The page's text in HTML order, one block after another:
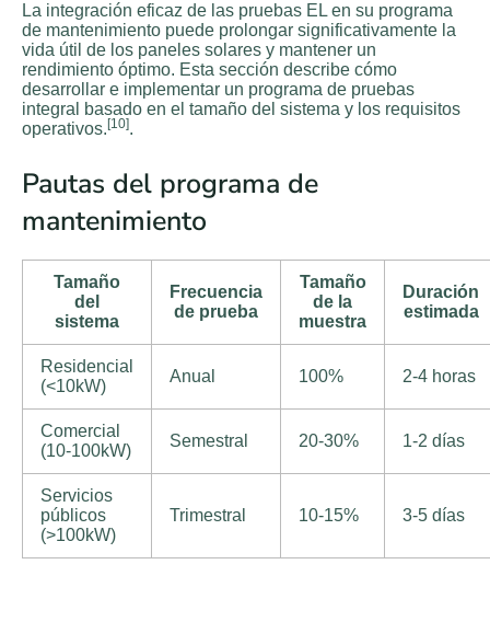
La integración eficaz de las pruebas EL en su programa
de mantenimiento puede prolongar significativamente la
vida útil de los paneles solares y mantener un
rendimiento óptimo. Esta sección describe cómo
desarrollar e implementar un programa de pruebas
integral basado en el tamaño del sistema y los requisitos
operativos. [10].
Pautas del programa de
mantenimiento
Tamaño
del
sistema
Frecuencia
de prueba
Tamaño
de la
muestra
Duración
estimada
Residencial
(<10kW)
Anual 100% 2-4 horas
Comercial
(10-100kW)
Semestral 20-30% 1-2 días
Servicios
públicos
(>100kW)
Trimestral 10-15% 3-5 días